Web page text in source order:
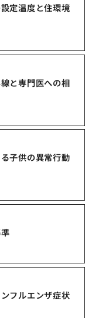
定温度と住環境
と専門医への相
子供の異常行動
フルエンザ症状